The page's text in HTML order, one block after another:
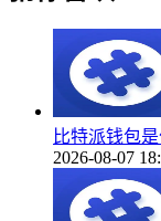
比特派钱包
2026-08-07